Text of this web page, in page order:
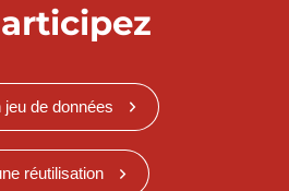
jeu de données
réutilisation